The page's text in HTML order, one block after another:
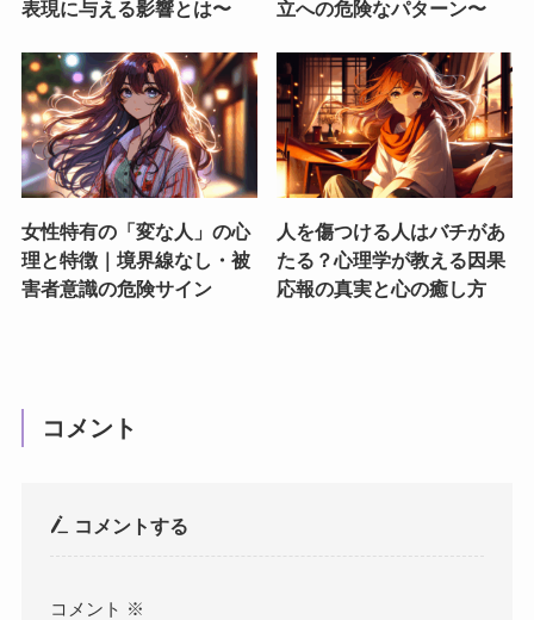
表現に与える影響とは〜
立への危険なパターン〜
女性特有の「変な人」の心
理と特徴｜境界線なし・被
害者意識の危険サイン
人を傷つける人はバチがあ
たる？心理学が教える因果
応報の真実と心の癒し方
コメント
コメントする
コメント ※